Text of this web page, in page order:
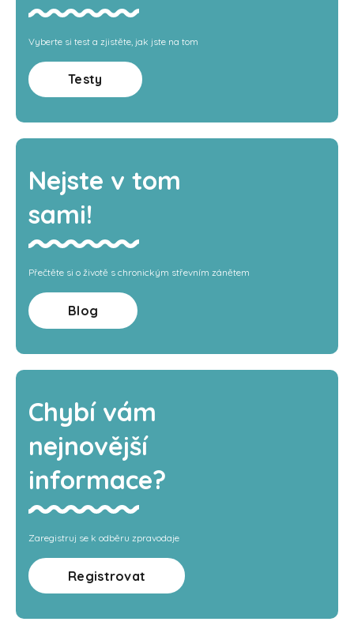
Vyberte si test a zjistěte, jak jste na tom
Testy
Nejste v tom
sami!
Přečtěte si o životě s chronickým střevním zánětem
Blog
Chybí vám
nejnovější
informace?
Zaregistruj se k odběru zpravodaje
Registrovat